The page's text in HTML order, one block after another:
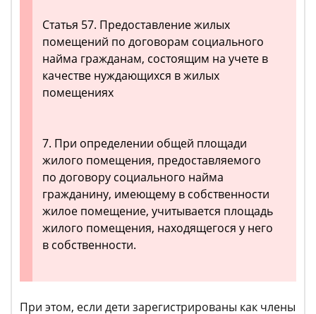
Статья 57. Предоставление жилых
помещений по договорам социального
найма гражданам, состоящим на учете в
качестве нуждающихся в жилых
помещениях
7. При определении общей площади
жилого помещения, предоставляемого
по договору социального найма
гражданину, имеющему в собственности
жилое помещение, учитывается площадь
жилого помещения, находящегося у него
в собственности.
При этом, если дети зарегистрированы как члены